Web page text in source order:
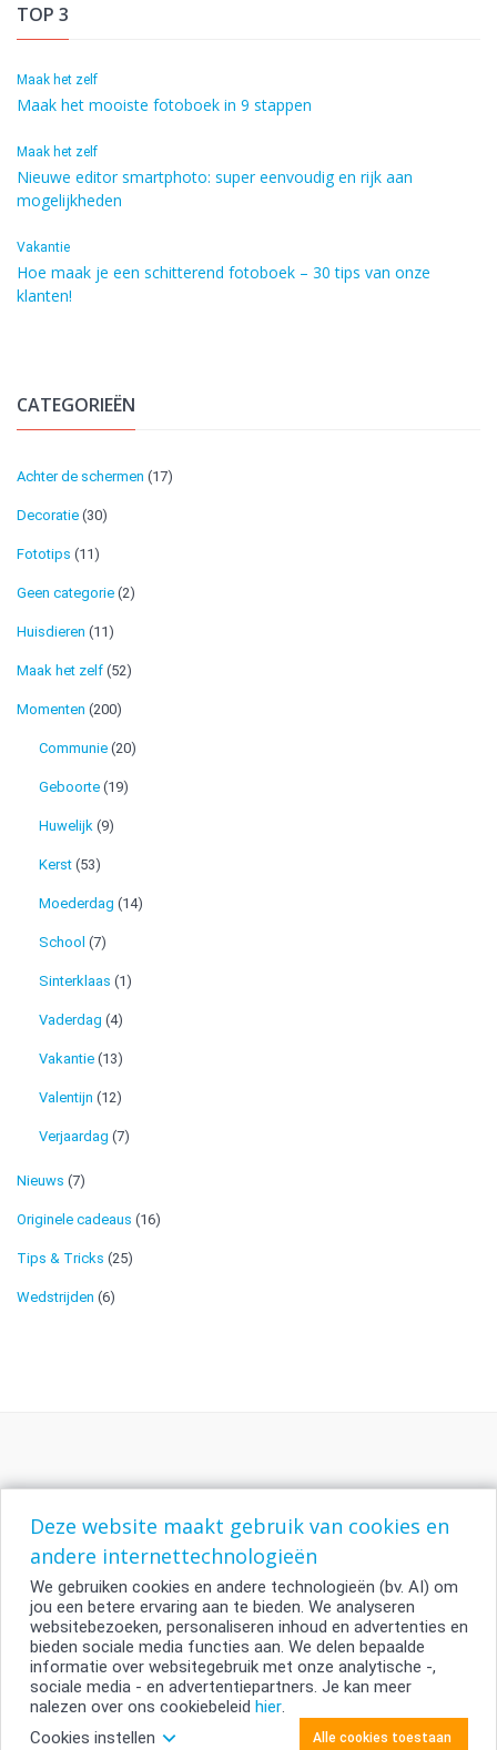
Deze website maakt gebruik van cookies en
andere internettechnologieën
We gebruiken cookies en andere technologieën (bv. AI) om
jou een betere ervaring aan te bieden. We analyseren
websitebezoeken, personaliseren inhoud en advertenties en
bieden sociale media functies aan. We delen bepaalde
informatie over websitegebruik met onze analytische -,
sociale media - en advertentiepartners. Je kan meer
nalezen over ons cookiebeleid hier.
Cookies instellen
Alle cookies toestaan
TOP 3
Maak het zelf
Maak het mooiste fotoboek in 9 stappen
Maak het zelf
Nieuwe editor smartphoto: super eenvoudig en rijk aan
mogelijkheden
Vakantie
Hoe maak je een schitterend fotoboek – 30 tips van onze
klanten!
CATEGORIEËN
Achter de schermen (17)
Decoratie (30)
Fototips (11)
Geen categorie (2)
Huisdieren (11)
Maak het zelf (52)
Momenten (200)
Communie (20)
Geboorte (19)
Huwelijk (9)
Kerst (53)
Moederdag (14)
School (7)
Sinterklaas (1)
Vaderdag (4)
Vakantie (13)
Valentijn (12)
Verjaardag (7)
Nieuws (7)
Originele cadeaus (16)
Tips & Tricks (25)
Wedstrijden (6)
Contacteer ons
Privacybeleid
Voorwaarden
Cookiebeleid